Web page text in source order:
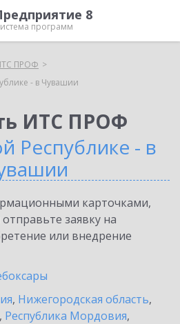
8
программ
ПРОФ
- в Чувашии
ИТС ПРОФ
Республике - в
карточками,
заявку на
или внедрение
, Нижегородская область,
, Республика Мордовия,